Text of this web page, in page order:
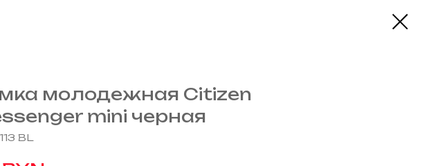
молодежная Citizen
mini черная
113 BL